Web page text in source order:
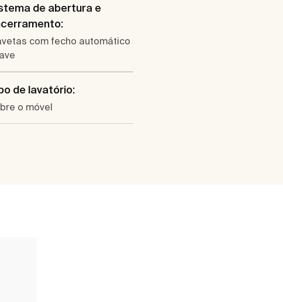
de abertura e
com fecho automático
de lavatório:
o móvel